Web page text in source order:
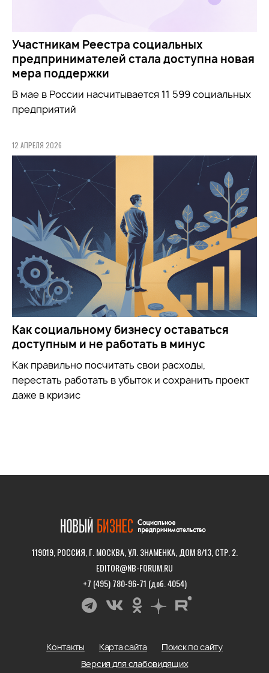
Участникам Реестра социальных
предпринимателей стала доступна новая
мера поддержки
В мае в России насчитывается 11 599 социальных
предприятий
12 АПРЕЛЯ 2026
Как социальному бизнесу оставаться
доступным и не работать в минус
Как правильно посчитать свои расходы,
перестать работать в убыток и сохранить проект
даже в кризис
119019, РОССИЯ, Г. МОСКВА, УЛ. ЗНАМЕНКА, ДОМ 8/13, СТР. 2.
EDITOR@NB-FORUM.RU
+7 (495) 780-96-71 (доб. 4054)
Контакты Карта сайта
Поиск по сайту
Версия для слабовидящих